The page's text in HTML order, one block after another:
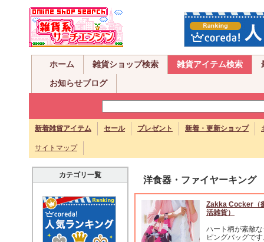
ホーム 雑貨ショップ検索 雑貨アイテム検索
お知らせブログ
新着雑貨アイテム セール プレゼント 新着・更新ショップ
サイトマップ
カテゴリ一覧 洋食器・ファイヤーキング
Zakka Cocker（
活雑貨）
ハート柄が素敵
ピングバッグで